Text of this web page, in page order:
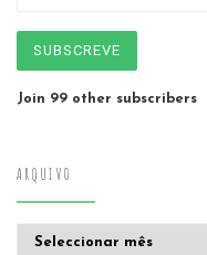
SUBSCREVE
Join 99 other subscribers
ARQUIVO